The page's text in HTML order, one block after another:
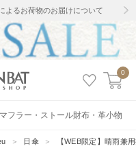
よるお荷物のお届けについて
0
マフラー・ストール財布・革小物
＞ 日傘 ＞ 【WEB限定】晴雨兼